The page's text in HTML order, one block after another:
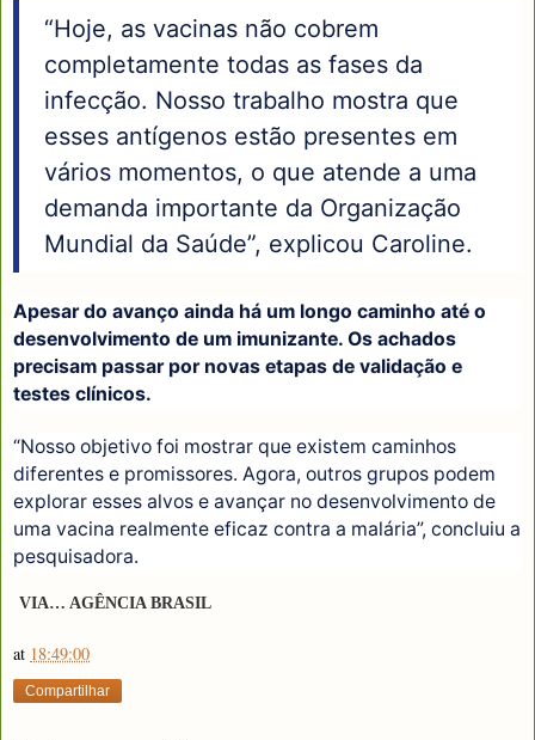
“Hoje, as vacinas não cobrem
completamente todas as fases da
infecção. Nosso trabalho mostra que
esses antígenos estão presentes em
vários momentos, o que atende a uma
demanda importante da Organização
Mundial da Saúde”, explicou Caroline.
Apesar do avanço ainda há um longo caminho até o
desenvolvimento de um imunizante. Os achados
precisam passar por novas etapas de validação e
testes clínicos.
“Nosso objetivo foi mostrar que existem caminhos
diferentes e promissores. Agora, outros grupos podem
explorar esses alvos e avançar no desenvolvimento de
uma vacina realmente eficaz contra a malária”, concluiu a
pesquisadora.
VIA… AGÊNCIA BRASIL
at 18:49:00
Compartilhar